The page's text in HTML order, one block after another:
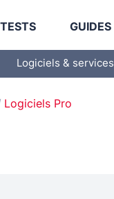
TESTS GUIDES
Logiciels & services
Logiciels Pro